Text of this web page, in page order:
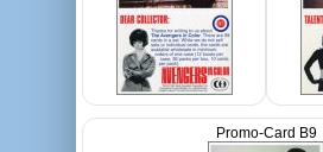
Promo-Card B9